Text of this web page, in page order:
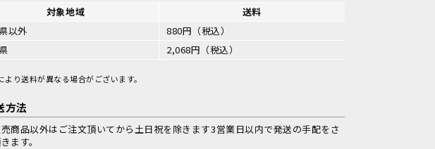
対象地域
送料
以外
880円（税込）
2,068円（税込）
り送料が異なる場合がございます。
方法
商品以外はご注文頂いてから土日祝を除きます3営業日以内で発送の手配をさ
ます。